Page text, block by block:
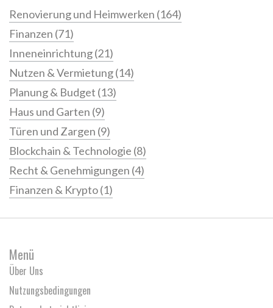
Renovierung und Heimwerken (164)
Finanzen (71)
Inneneinrichtung(21)
Nutzen & Vermietung(14)
Planung & Budget (13)
Haus und Garten (9)
Türen und Zargen (9)
Blockchain & Technologie (8)
Recht & Genehmigungen (4)
Finanzen & Krypto(1)
Menü
Über Uns
Nutzungsbedingungen